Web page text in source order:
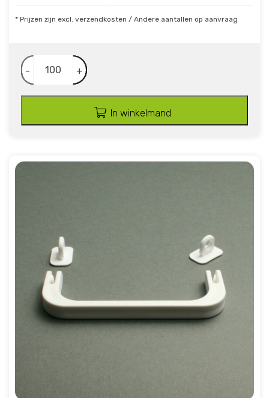
* Prijzen zijn excl. verzendkosten / Andere aantallen op aanvraag
- +
In winkelmand